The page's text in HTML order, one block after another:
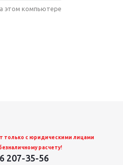
этом компьютере
только с юридическими лицами
расчету!
207-35-56